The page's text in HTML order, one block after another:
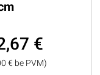
€
€ be PVM)